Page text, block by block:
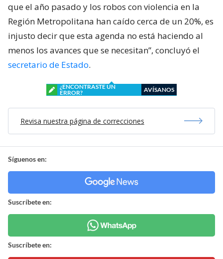
que el año pasado y los robos con violencia en la
Región Metropolitana han caído cerca de un 20%, es
injusto decir que esta agenda no está haciendo al
menos los avances que se necesitan”, concluyó el
secretario de Estado.
¿ENCONTRASTE UN
ERROR?
AVÍSANOS
Revisa nuestra página de correcciones
Síguenos en:
Suscríbete en:
Suscríbete en: